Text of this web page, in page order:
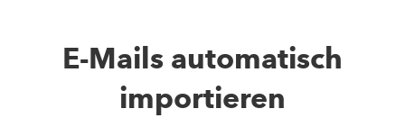
E-Mails automatisch
importieren